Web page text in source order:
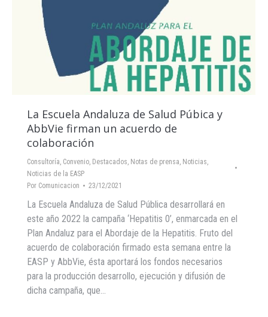
La Escuela Andaluza de Salud Púbica y
AbbVie firman un acuerdo de
colaboración
Consultoría, Convenio, Destacados, Notas de prensa, Noticias,
Noticias de la EASP
Por Comunicacion 23/12/2021
La Escuela Andaluza de Salud Pública desarrollará en
este año 2022 la campaña ‘Hepatitis 0’, enmarcada en el
Plan Andaluz para el Abordaje de la Hepatitis. Fruto del
acuerdo de colaboración firmado esta semana entre la
EASP y AbbVie, ésta aportará los fondos necesarios
para la producción desarrollo, ejecución y difusión de
dicha campaña, que…